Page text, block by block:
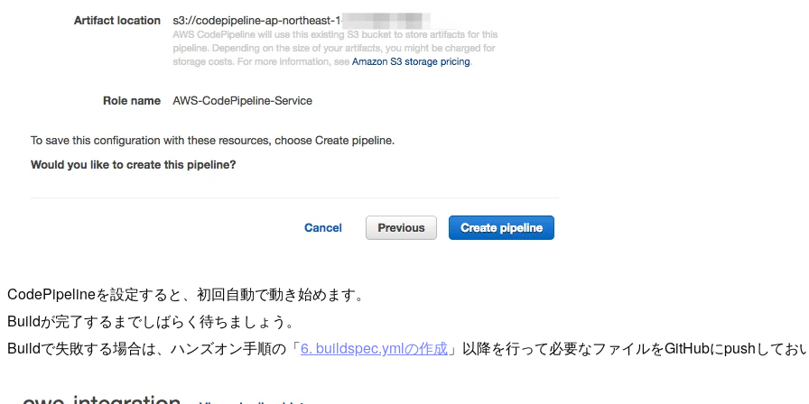
CodePipelineを設定すると、初回自動で動き始めます。
Buildが完了するまでしばらく待ちましょう。
Buildで失敗する場合は、ハンズオン手順の「6. buildspec.ymlの作成 」以降を行って必要なファイルをGitHubにpushしてお